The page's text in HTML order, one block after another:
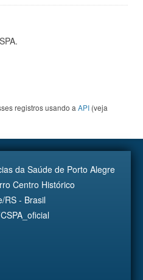
registros usando a API (veja
da Saúde de Porto Alegre
Centro Histórico
RS - Brasil